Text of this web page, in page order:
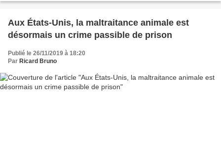
Aux États-Unis, la maltraitance animale est
désormais un crime passible de prison
Publié le 26/11/2019 à 18:20
Par Ricard Bruno